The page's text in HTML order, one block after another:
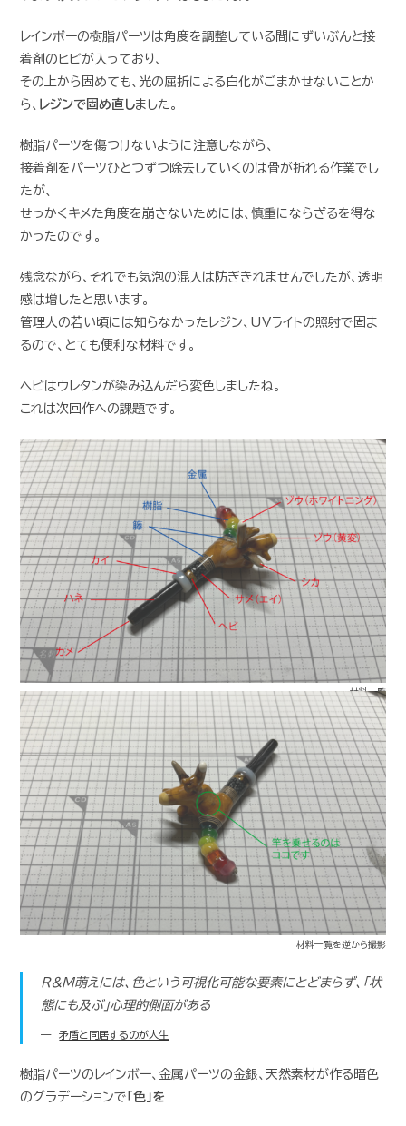
レインボーの樹脂パーツは角度を調整している間にずいぶんと接
着剤のヒビが入っており、
その上から固めても、光の屈折による白化がごまかせないことか
ら、 レジンで固め直しました。
樹脂パーツを傷つけないように注意しながら、
接着剤をパーツひとつずつ除去していくのは骨が折れる作業でし
たが、
せっかくキメた角度を崩さないためには、慎重にならざるを得な
かったのです。
残念ながら、それでも気泡の混入は防ぎきれませんでしたが、透明
感は増したと思います。
管理人の若い頃には知らなかったレジン、UVライトの照射で固ま
るので、とても便利な材料です。
ヘビはウレタンが染み込んだら変色しましたね。
これは次回作への課題です。
材料一覧
材料一覧を逆から撮影
R&M萌えには、色という可視化可能な要素にとどまらず、「状
態にも及ぶ」心理的側面がある
矛盾と同居するのが人生
樹脂パーツのレインボー、金属パーツの金銀、天然素材が作る暗色
のグラデーションで 「色」を